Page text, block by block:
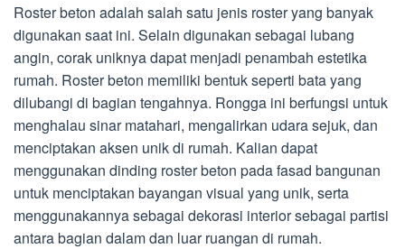
Roster beton adalah salah satu jenis roster yang banyak
digunakan saat ini. Selain digunakan sebagai lubang
angin, corak uniknya dapat menjadi penambah estetika
rumah. Roster beton memiliki bentuk seperti bata yang
dilubangi di bagian tengahnya. Rongga ini berfungsi untuk
menghalau sinar matahari, mengalirkan udara sejuk, dan
menciptakan aksen unik di rumah. Kalian dapat
menggunakan dinding roster beton pada fasad bangunan
untuk menciptakan bayangan visual yang unik, serta
menggunakannya sebagai dekorasi interior sebagai partisi
antara bagian dalam dan luar ruangan di rumah.